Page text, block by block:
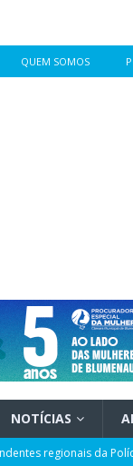
QUEM SOMOS
NOTÍCIAS
regionais da